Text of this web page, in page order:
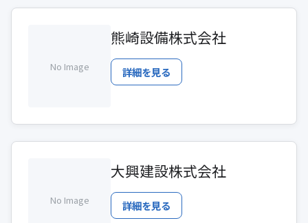
No Image
熊崎設備株式会社
詳細を見る
No Image
大興建設株式会社
詳細を見る